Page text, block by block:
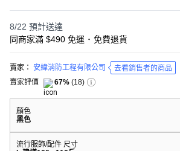
8/22 預計送達
同商家滿 $490 免運 ･ 免費退貨
賣家： 安緯消防工程有限公司
去看銷售者的商品
賣家評價
67% (18)
顏色
黑色
流行服飾/配件 尺寸